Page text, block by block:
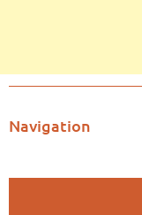
Navigation